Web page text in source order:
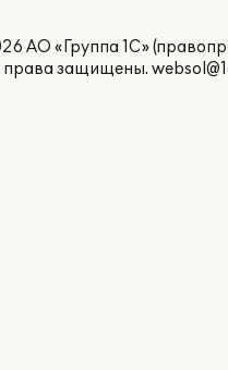
АО «Группа 1С»
права защищены.